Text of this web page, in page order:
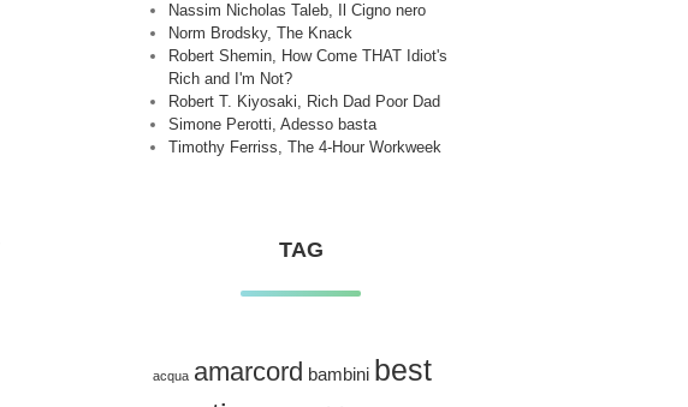
Nassim Nicholas Taleb, Il Cigno nero
Norm Brodsky, The Knack
Robert Shemin, How Come THAT Idiot's
Rich and I'm Not?
Robert T. Kiyosaki, Rich Dad Poor Dad
Simone Perotti, Adesso basta
Timothy Ferriss, The 4-Hour Workweek
TAG
acqua amarcord bambini best